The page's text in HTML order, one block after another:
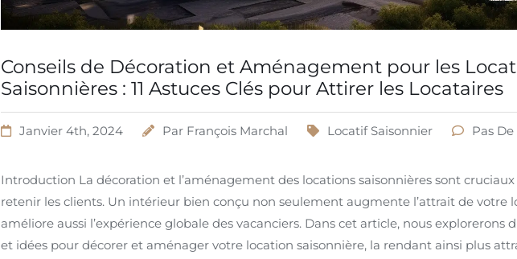
Conseils de Décoration et Aménagement pour les
Saisonnières : 11 Astuces Clés pour Attirer les Locataires
Janvier 4th, 2024 Par François Marchal Locatif Saisonnier Pas
Introduction La décoration et l’aménagement des locations saisonnières sont
retenir les clients. Un intérieur bien conçu non seulement augmente l’attrait de votre
améliore aussi l’expérience globale des vacanciers. Dans cet article, nous explorerons
et idées pour décorer et aménager votre location saisonnière, la rendant ainsi plus